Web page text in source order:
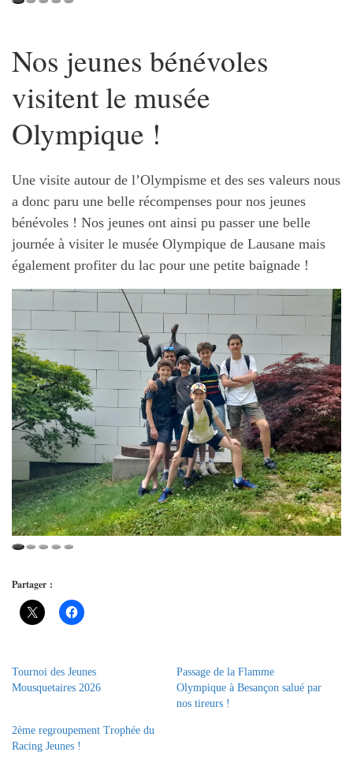
Nos jeunes bénévoles
visitent le musée
Olympique !
Une visite autour de l’Olympisme et des ses valeurs nous
a donc paru une belle récompenses pour nos jeunes
bénévoles ! Nos jeunes ont ainsi pu passer une belle
journée à visiter le musée Olympique de Lausane mais
également profiter du lac pour une petite baignade !
Partager :
Tournoi des Jeunes
Mousquetaires 2026
Passage de la Flamme
Olympique à Besançon salué par
nos tireurs !
2ème regroupement Trophée du
Racing Jeunes !